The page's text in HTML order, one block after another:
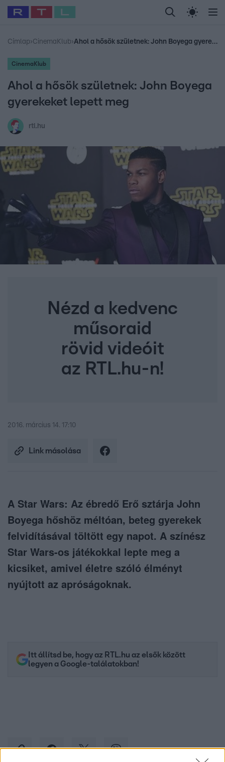
Legfrissebb RTL Híradó Randi Celeb vagyok,
Babits Marcella Most Wanted Gallusz
Címlap›CinemaKlub› Ahol a hősök születnek: John Boyega gyerekeket lepett meg
CinemaKlub
Ahol a hősök születnek: John Boyega
gyerekeket lepett meg
rtl.hu
Nézd a kedvenc
műsoraid
rövid videóit
az RTL.hu-n!
2016. március 14. 17:10
Link másolása
A Star Wars: Az ébredő Erő sztárja John
Boyega hőshöz méltóan, beteg gyerekek
felvidításával töltött egy napot. A színész
Star Wars-os játékokkal lepte meg a
kicsiket, amivel életre szóló élményt
nyújtott az apróságoknak.
Itt állítsd be, hogy az RTL.hu az elsők között
legyen a Google-találatokban!